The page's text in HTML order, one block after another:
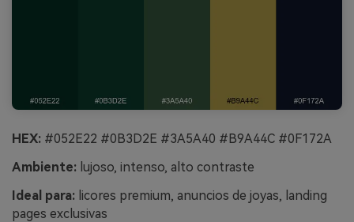
HEX: #052E22 #0B3D2E #3A5A40 #B9A44C #0F172A
Ambiente: lujoso, intenso, alto contraste
Ideal para: licores premium, anuncios de joyas, landing
pages exclusivas